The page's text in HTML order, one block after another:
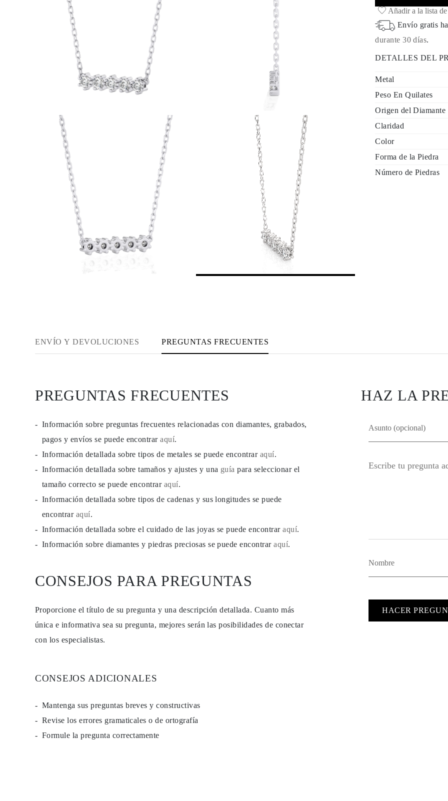
DIAMANTES
CATEGORÍA
Anillos
Collares
Pendientes
Pulseras
Comprar todo
Anillos de Diamantes
Fashion
Clásicos
Collares de Diamantes
Pulseras de Diamantes
Tennis
Letras
Comprar todo
Pendientes de Diamante
Pendientes de Botón
Pendientes Colgantes
Aros
Fashion
Comprar todo
Piedras Preciosas
Iniciales
Clásicos
Piedras Preciosas
Letras
Comprar todo
PULSERAS
Tennis
Piedras Preciosas
Clásicas
Iniciales
Comprar todo
PENDIENTES
Pendientes de Botón
Pendientes Colgantes
Fashion
Comprar todo
TIPO DE METAL
Joyería De Platino
REGALOS
Pendientes de Regalo
Charms
Cuidado de Joyas
Comprar todo
Convertidor de Tamaño de Diamantes
Guía de Collares
Guía de Pulseras
Guía de Pulseras de Puño
Tipos de Metales y Contrastes
Añadir a la lista de
Envío gratis
durante 30 días.
DETALLES DEL
Metal
Peso En Quilates
Origen del Diamante
Claridad
Color
Forma de la Piedra
Número de Piedras
ENVÍO Y DEVOLUCIONES PREGUNTAS FRECUENTES
PREGUNTAS FRECUENTES
Información sobre preguntas frecuentes relacionadas con diamantes, grabados,
pagos y envíos se puede encontraraquí.
Información detallada sobre tipos de metales se puede encontrar aquí.
Información detallada sobre tamaños y ajustes y una guía para seleccionar el
tamaño correcto se puede encontrar aquí.
Información detallada sobre tipos de cadenas y sus longitudes se puede
encontrar aquí.
Información detallada sobre el cuidado de las joyas se puede encontraraquí.
Información sobre diamantes y piedras preciosas se puede encontraraquí.
CONSEJOS PARA PREGUNTAS
Proporcione el título de su pregunta y una descripción detallada. Cuanto más
única e informativa sea su pregunta, mejores serán las posibilidades de conectar
con los especialistas.
CONSEJOS ADICIONALES
Mantenga sus preguntas breves y constructivas
Revise los errores gramaticales o de ortografía
Formule la pregunta correctamente
HAZ LA
HACER